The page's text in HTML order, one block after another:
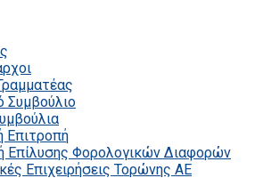
Συμβούλιο
Επιτροπή
Επίλυσης Φορολογικών Διαφορών
Επιχειρήσεις Τορώνης ΑΕ